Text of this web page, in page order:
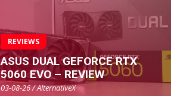
REVIEWS
ASUS DUAL GEFORCE RTX
5060 EVO – REVIEW
03-08-26 / AlternativeX